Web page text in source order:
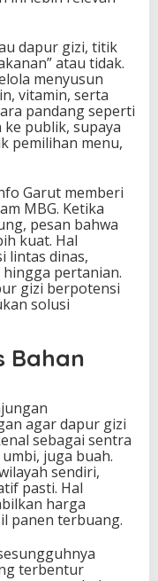
dapur gizi, titik
atau tidak.
menyusun
vitamin, serta
pandang seperti
publik, supaya
pemilihan menu,
Garut memberi
MBG. Ketika
pesan bahwa
kuat. Hal
lintas dinas,
pertanian.
gizi berpotensi
solusi
Bahan
agar dapur gizi
sebagai sentra
juga buah.
sendiri,
pasti. Hal
harga
panen terbuang.
terbentur